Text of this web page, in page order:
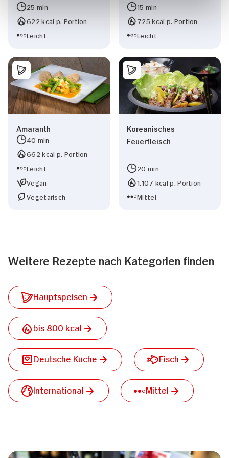
25 min
622 kcal p. Portion
Leicht
15 min
725 kcal p. Portion
Leicht
Amaranth
40 min
662 kcal p. Portion
Leicht
Vegan
Vegetarisch
Koreanisches
Feuerfleisch
20 min
1.107 kcal p. Portion
Mittel
Weitere Rezepte nach Kategorien finden
Hauptspeisen
bis 800 kcal
Deutsche Küche Fisch
International Mittel